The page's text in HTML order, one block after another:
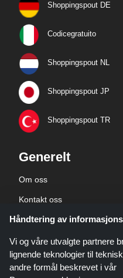
Shoppingspout DE
Codicegratuito
Shoppingspout NL
Shoppingspout JP
Shoppingspout TR
Generelt
Om oss
Kontakt oss
Bedriftsinformasjon
personvernerklæring
Håndtering av
Vi og våre utvalgte partnere
lignende teknologier til
andre formål beskrevet i vår